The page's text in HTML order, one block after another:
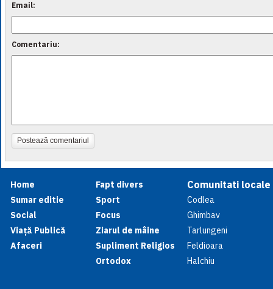
Email:
Comentariu:
Postează comentariul
Home
Sumar editie
Social
Viață Publică
Afaceri
Fapt divers
Sport
Focus
Ziarul de mâine
Supliment Religios
Ortodox
Comunitati locale
Codlea
Ghimbav
Tarlungeni
Feldioara
Halchiu